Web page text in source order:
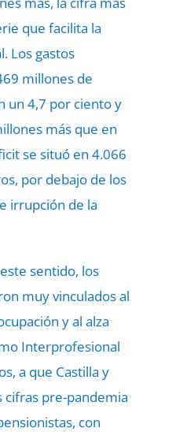
que facilita la
Los gastos
millones de
un 4,7 por ciento y
más que en
se situó en 4.066
por debajo de los
irrupción de la
este sentido, los
muy vinculados al
y al alza
Interprofesional
a que Castilla y
cifras pre-pandemia
con